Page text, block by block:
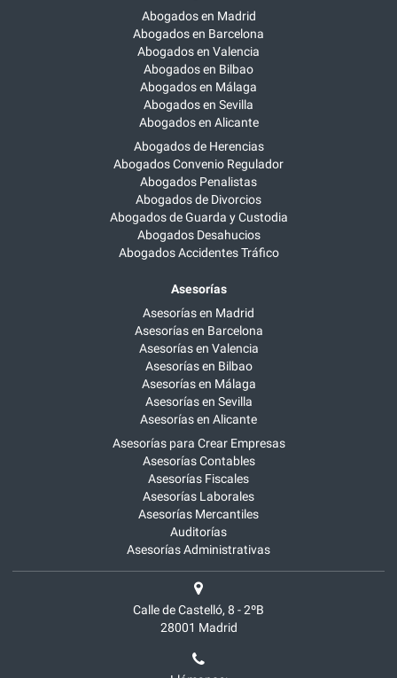
Abogados en Madrid
Abogados en Barcelona
Abogados en Valencia
Abogados en Bilbao
Abogados en Málaga
Abogados en Sevilla
Abogados en Alicante
Abogados de Herencias
Abogados Convenio Regulador
Abogados Penalistas
Abogados de Divorcios
Abogados de Guarda y Custodia
Abogados Desahucios
Abogados Accidentes Tráfico
Asesorías
Asesorías en Madrid
Asesorías en Barcelona
Asesorías en Valencia
Asesorías en Bilbao
Asesorías en Málaga
Asesorías en Sevilla
Asesorías en Alicante
Asesorías para Crear Empresas
Asesorías Contables
Asesorías Fiscales
Asesorías Laborales
Asesorías Mercantiles
Auditorías
Asesorías Administrativas
Calle de Castelló, 8 - 2ºB
28001 Madrid